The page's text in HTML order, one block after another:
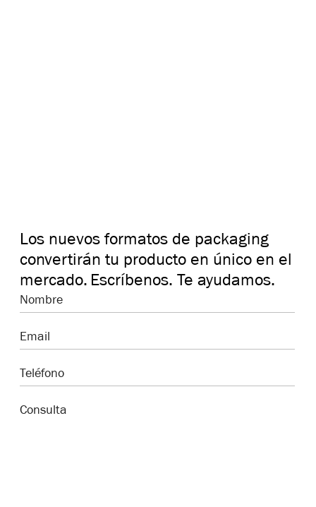
Los nuevos formatos de packaging
convertirán tu producto en único en el
mercado. Escríbenos. Te ayudamos.